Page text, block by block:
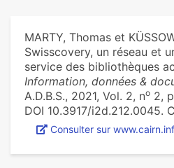
MARTY, Thomas et
Swisscovery, un réseau et
service des bibliothèques
Information, données &
A.D.B.S., 2021, Vol. 2, no 2,
DOI 10.3917/i2d.212.0045.
Consulter sur